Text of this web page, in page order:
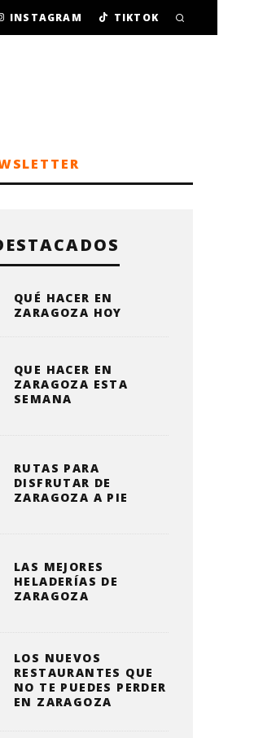
INSTAGRAM TIKTOK
QUÉ HACER EN
ZARAGOZA HOY
QUE HACER EN
ZARAGOZA ESTA
SEMANA
RUTAS PARA
DISFRUTAR DE
ZARAGOZA A PIE
LAS MEJORES
HELADERÍAS DE
ZARAGOZA
LOS NUEVOS
RESTAURANTES QUE
NO TE PUEDES PERDER
EN ZARAGOZA